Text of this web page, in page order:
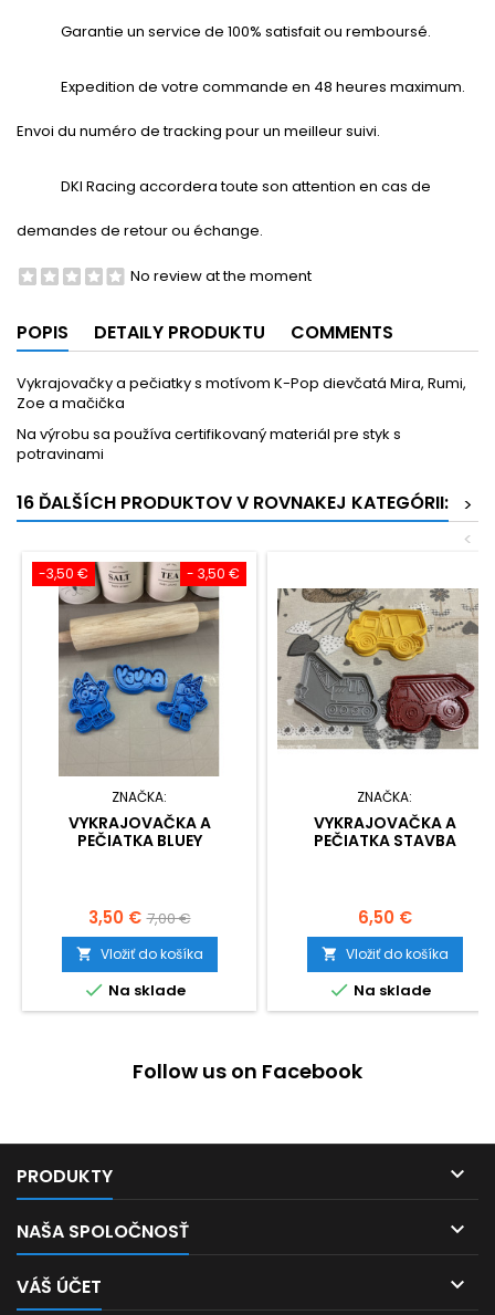
Garantie un service de 100% satisfait ou remboursé.
Expedition de votre commande en 48 heures maximum.
Envoi du numéro de tracking pour un meilleur suivi.
DKI Racing accordera toute son attention en cas de
demandes de retour ou échange.
No review at the moment
POPIS DETAILY PRODUKTU COMMENTS
Vykrajovačky a pečiatky s motívom K-Pop dievčatá Mira, Rumi,
Zoe a mačička
Na výrobu sa používa certifikovaný materiál pre styk s
potravinami
16 ĎALŠÍCH PRODUKTOV V ROVNAKEJ KATEGÓRII:
>
<
- 3,50 €
-3,50 €
ZNAČKA:
VYKRAJOVAČKA A
PEČIATKA BLUEY
Cena
3,50 € Základná
cena
7,00 €
 Vložiť do košíka
 Na sklade
ZNAČKA:
VYKRAJOVAČKA A
PEČIATKA STAVBA
Cena
6,50 €
 Vložiť do košíka
 Na sklade
Follow us on Facebook
PRODUKTY 
NAŠA SPOLOČNOSŤ 
VÁŠ ÚČET 